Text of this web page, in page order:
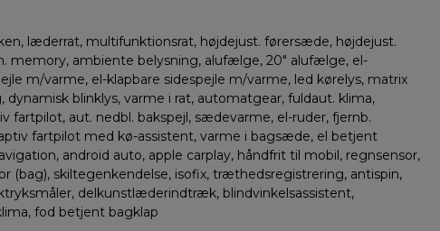
læderrat, multifunktionsrat, højdejust. førersæde, højdejust.
ambiente belysning, alufælge, 20″ alufælge, el-
m/varme, el-klapbare sidespejle m/varme, led kørelys, matrix
blinklys, varme i rat, automatgear, fuldaut. klima,
fartpilot, aut. nedbl. bakspejl, sædevarme, el-ruder, fjernb.
fartpilot med kø-assistent, varme i bagsæde, el betjent
android auto, apple carplay, håndfrit til mobil, regnsensor,
(bag), skiltegenkendelse, isofix, træthedsregistrering, antispin,
delkunstlæderindtræk, blindvinkelsassistent,
fod betjent bagklap